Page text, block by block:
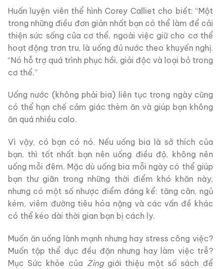
Huấn luyện viên thể hình Corey Calliet cho biết: “Một
trong những điều đơn giản nhất bạn có thể làm để cải
thiện sức sống của cơ thể, ngoài việc giữ cho cơ thể
hoạt động trơn tru, là uống đủ nước theo khuyến nghị.
“Nó hỗ trợ quá trình phục hồi, giải độc và loại bỏ trong
cơ thể.”
Uống nước (không phải bia) liên tục trong ngày cũng
có thể hạn chế cảm giác thèm ăn và giúp bạn không
ăn quá nhiều calo.
Vì vậy, có bạn có nó. Nếu uống bia là sở thích của
bạn, thì tốt nhất bạn nên uống điều độ, không nên
uống mỗi đêm. Mặc dù uống bia mỗi ngày có thể giúp
bạn thư giãn trong những thời điểm khó khăn này,
nhưng có một số nhược điểm đáng kể: tăng cân, ngủ
kém, viêm đường tiêu hóa nặng và các vấn đề khác
có thể kéo dài thời gian bạn bị cách ly.
Muốn ăn uống lành mạnh nhưng hay stress công việc?
Muốn tập thể dục đều đặn nhưng hay làm việc trễ?
Mục Sức khỏe của Zinggiới thiệu một số sách để